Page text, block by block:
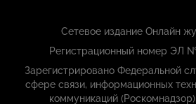
Сетевое издание Онлайн
Регистрационный номер ЭЛ
Зарегистрировано Федеральной
сфере связи, информационных
коммуникаций